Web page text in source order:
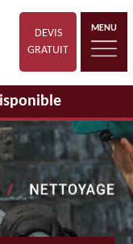
DEVIS
GRATUIT
MENU